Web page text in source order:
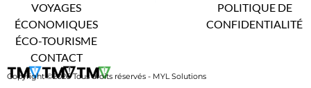
VOYAGES
ÉCONOMIQUES
ÉCO-TOURISME
CONTACT
POLITIQUE DE
CONFIDENTIALITÉ
Copyright ©2026 Tous droits réservés - MYL Solutions